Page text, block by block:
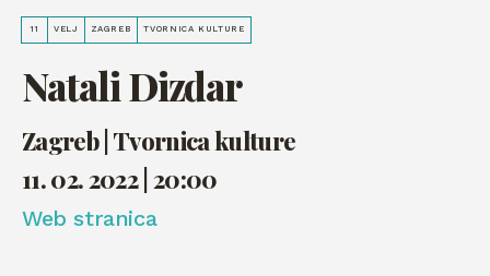
11 VELJ ZAGREB TVORNICA KULTURE
Natali Dizdar
Zagreb | Tvornica kulture
11. 02. 2022 | 20:00
Web stranica